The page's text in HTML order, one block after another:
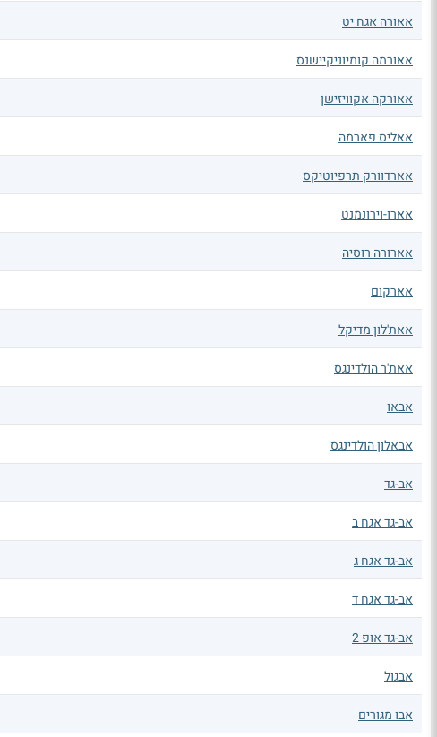
אאורה אגח יט
אאורמה קומיוניקיישנס
אאורקה אקוויזישן
אאליס פארמה
אארדוורק תרפיוטיקס
אארו-וירונמנט
אארורה רוסיה
אארקום
אאת'לון מדיקל
אאת'ר הולדינגס
אבאו
אבאלון הולדינגס
אב-גד
אב-גד אגח ב
אב-גד אגח ג
אב-גד אגח ד
אב-גד אופ 2
אבגול
אבו מגורים